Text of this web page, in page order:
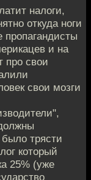
налоги,
откуда ноги
и на
про свои
свои мозги
трясти
который
25% (уже